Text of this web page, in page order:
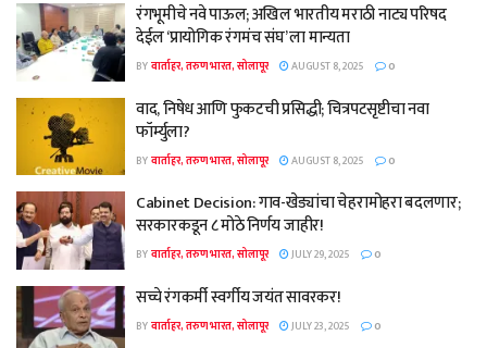
रंगभूमीचे नवे पाऊल; अखिल भारतीय मराठी नाट्य परिषद
देईल ‘प्रायोगिक रंगमंच संघ’ ला मान्यता
BYवार्ताहर, तरुण भारत, सोलापूर AUGUST 8, 2025 0
वाद, निषेध आणि फुकटची प्रसिद्धी; चित्रपटसृष्टीचा नवा
फॉर्म्युला?
BYवार्ताहर, तरुण भारत, सोलापूर AUGUST 8, 2025 0
Cabinet Decision: गाव-खेड्यांचा चेहरामोहरा बदलणार;
सरकारकडून ८ मोठे निर्णय जाहीर!
BYवार्ताहर, तरुण भारत, सोलापूर JULY 29, 2025 0
सच्चे रंगकर्मी स्वर्गीय जयंत सावरकर!
BYवार्ताहर, तरुण भारत, सोलापूर JULY 23, 2025 0